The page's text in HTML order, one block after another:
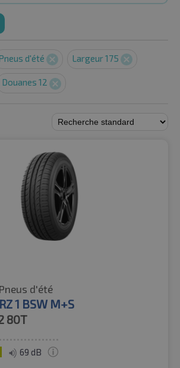
d'été Largeur 175
Douanes 12
Pneus d'été
1 BSW M+S
80T
69 dB